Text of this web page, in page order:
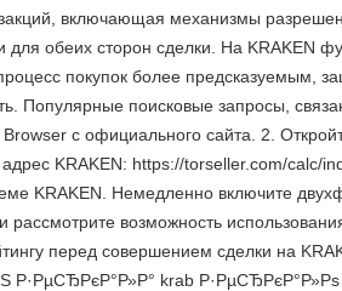
включающая механизмы
обеих сторон сделки. На KRAKEN
покупок более предсказуемым,
Популярные поисковые запросы,
с официального сайта. 2.
KRAKEN: https://torseller.com/calc/
KRAKEN. Немедленно включите
возможность
перед совершением сделки на
Р·РµСЂРєР°Р»Р° krab Р·РµСЂРєР°Р»Рѕ